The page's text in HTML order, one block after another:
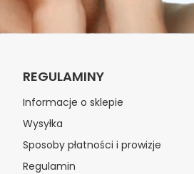
REGULAMINY
Informacje o sklepie
Wysyłka
Sposoby płatności i prowizje
Regulamin